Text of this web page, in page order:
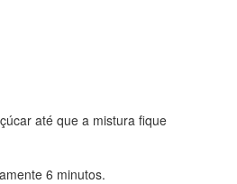
até que a mistura fique
6 minutos.